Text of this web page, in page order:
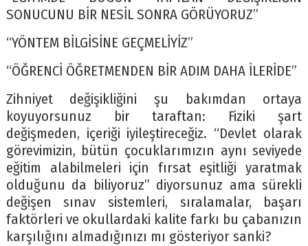
SONUCUNU BİR NESİL SONRA GÖRÜYORUZ”
“YÖNTEM BİLGİSİNE GEÇMELİYİZ”
“ÖĞRENCİ ÖĞRETMENDEN BİR ADIM DAHA İLERİDE”
Zihniyet değişikliğini şu bakımdan ortaya
koyuyorsunuz bir taraftan: Fiziki şart
değişmeden, içeriği iyileştireceğiz. “Devlet olarak
görevimizin, bütün çocuklarımızın aynı seviyede
eğitim alabilmeleri için fırsat eşitliği yaratmak
olduğunu da biliyoruz” diyorsunuz ama sürekli
değişen sınav sistemleri, sıralamalar, başarı
faktörleri ve okullardaki kalite farkı bu çabanızın
karşılığını almadığınızı mı gösteriyor sanki?